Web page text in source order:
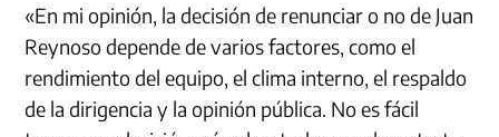
«En mi opinión, la decisión de renunciar o no de Juan
Reynoso depende de varios factores, como el
rendimiento del equipo, el clima interno, el respaldo
de la dirigencia y la opinión pública. No es fácil